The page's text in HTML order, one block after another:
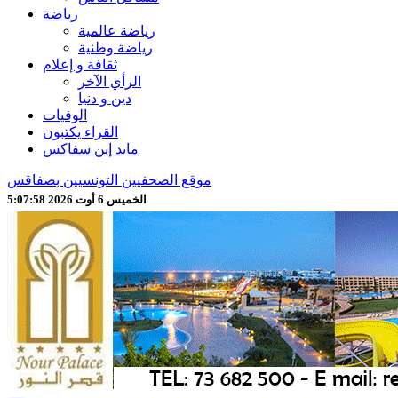
رياضة
رياضة عالمية
رياضة وطنية
ثقافة و إعلام
الرأي الآخر
دين و دنيا
الوفيات
القراء يكتبون
مايد إين سفاكس
موقع الصحفيين التونسيين بصفاقس
الخميس 6 أوت 2026 5:08:00